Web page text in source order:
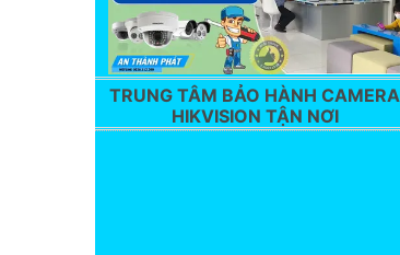
TRUNG TÂM BẢO HÀNH CAMERA
HIKVISION TẬN NƠI